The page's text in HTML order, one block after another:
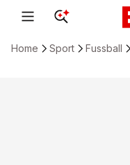
Home Sport Fussball